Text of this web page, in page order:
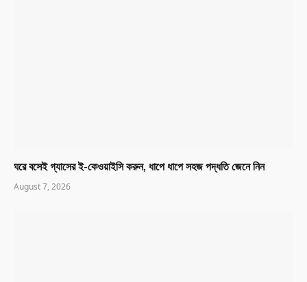
ঘরে বসেই গ্যাসের ই-কেওয়াইসি করুন, ধাপে ধাপে সহজ পদ্ধতি জেনে নিন
August 7, 2026